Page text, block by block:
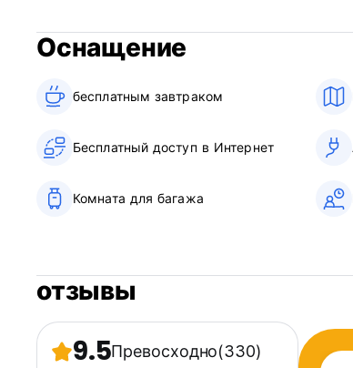
Оснащение
бесплатным завтраком‎
Бесплатный доступ в Интернет
Комната для багажа
отзывы
9.5Превосходно(330)